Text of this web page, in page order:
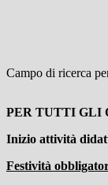
Campo di ricerca
PER TUTTI GLI
Inizio attività
Festività